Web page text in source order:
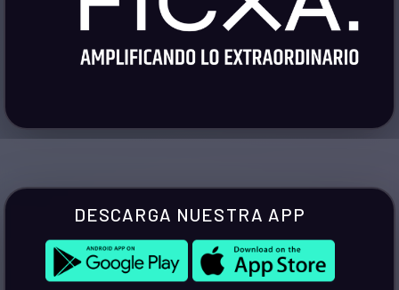
DESCARGA NUESTRA APP